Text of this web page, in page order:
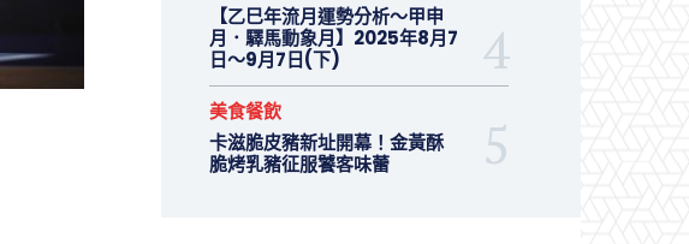
【乙巳年流月運勢分析～甲申
月．驛馬動象月】2025年8月7
日～9月7日(下)
美食餐飲
卡滋脆皮豬新址開幕！金黃酥
脆烤乳豬征服饕客味蕾